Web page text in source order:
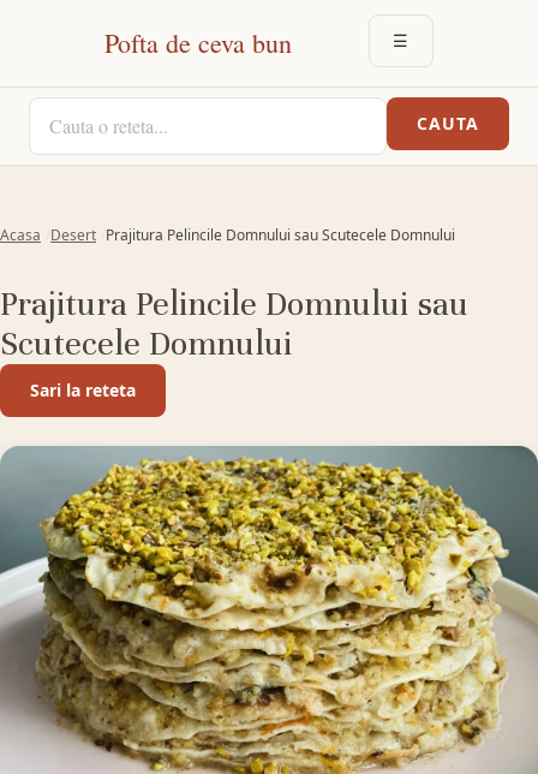
Pofta de ceva bun ☰DESCHIDE
CAUTA O RETETA
CAUTA
Acasa Desert Prajitura Pelincile Domnului sau Scutecele Domnului
Prajitura Pelincile Domnului sau
Scutecele Domnului
Sari la reteta